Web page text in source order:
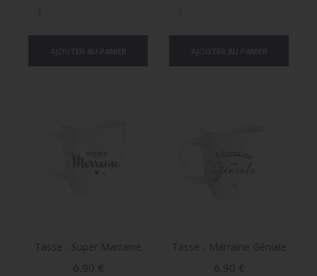
Tasse - Super Marraine
Prix
6,90 €
Tasse - Marraine Géniale
Prix
6,90 €